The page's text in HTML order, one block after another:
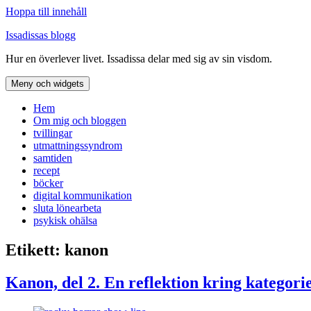
Hoppa till innehåll
Issadissas blogg
Hur en överlever livet. Issadissa delar med sig av sin visdom.
Meny och widgets
Hem
Om mig och bloggen
tvillingar
utmattningssyndrom
samtiden
recept
böcker
digital kommunikation
sluta lönearbeta
psykisk ohälsa
Etikett: kanon
Kanon, del 2. En reflektion kring